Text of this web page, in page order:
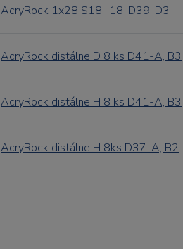
AcryRock 1x28 S18-I18-D39, D3
AcryRock distálne D 8 ks D41-A, B3
AcryRock distálne H 8 ks D41-A, B3
AcryRock distálne H 8ks D37-A, B2